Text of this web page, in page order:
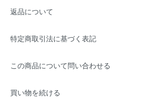
返品について
特定商取引法に基づく表記
この商品について問い合わせる
買い物を続ける